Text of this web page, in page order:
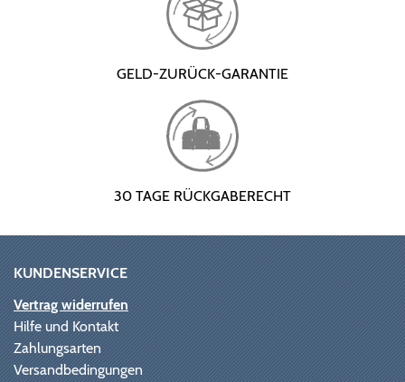
GELD-ZURÜCK-GARANTIE
30 TAGE RÜCKGABERECHT
KUNDENSERVICE
Vertrag widerrufen
Hilfe und Kontakt
Zahlungsarten
Versandbedingungen